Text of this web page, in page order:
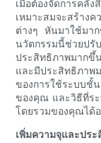
เมื่อต้องจัดการคลั
เหมาะสมจะสร้าง
ต่างๆ หันมาใช้มา
นวัตกรรมนี้ช่วยปรั
ประสิทธิภาพมาก
และมีประสิทธิภา
ของการใช้ระบบชั้
ของคุณ และวิธีที่ระ
โดยรวมของคุณได้อ
เพิ่มความจุและปร